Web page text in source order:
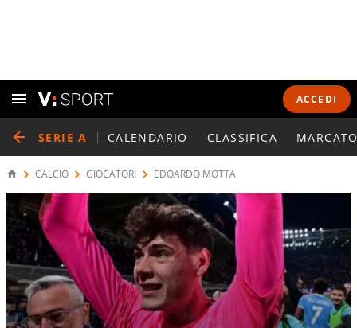
ACCEDI
SERIE A CALENDARIO CLASSIFICA
CALCIO GIOCATORI EDOARDO MOTTA